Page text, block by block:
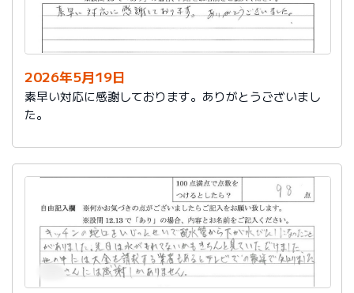
2026年5月19日
素早い対応に感謝しております。ありがとうございまし
た。